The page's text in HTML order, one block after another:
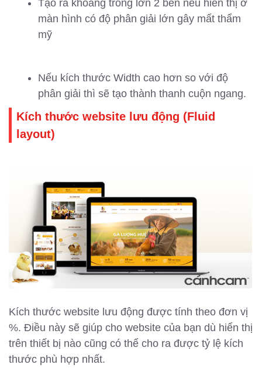
Tạo ra khoảng trống lớn 2 bên nếu hiển thị ở
màn hình có độ phân giải lớn gây mất thẩm
mỹ
Nếu kích thước Width cao hơn so với độ
phân giải thì sẽ tạo thành thanh cuộn ngang.
Kích thước website lưu động (Fluid
layout)
Kích thước website lưu động được tính theo đơn vị
%. Điều này sẽ giúp cho website của bạn dù hiển thị
trên thiết bị nào cũng có thể cho ra được tỷ lệ kích
thước phù hợp nhất.